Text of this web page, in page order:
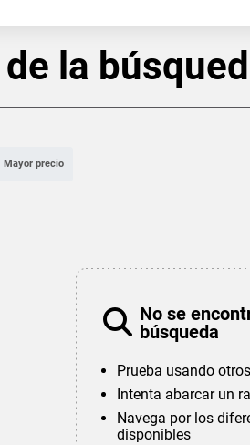
la
Mayor precio
No se
búsqueda
Prueba usando
Intenta abarcar un
Navega por los
disponibles